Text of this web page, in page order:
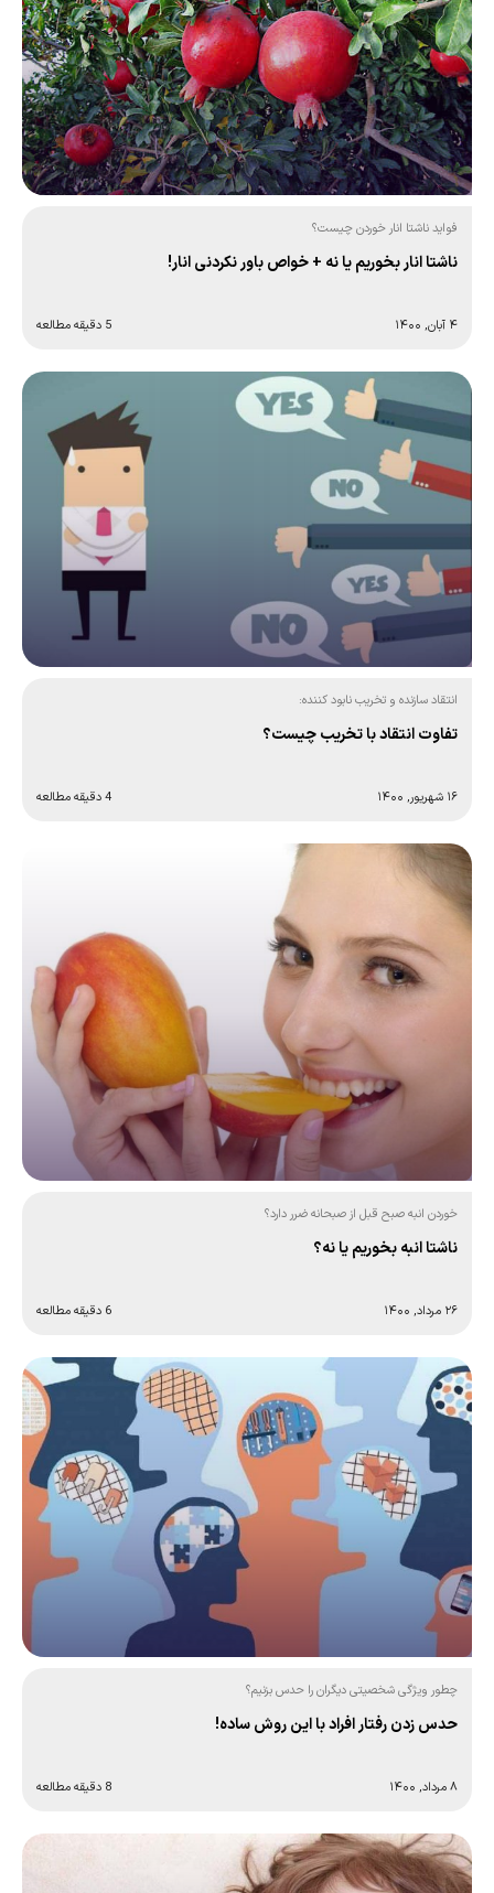
فواید ناشتا انار خوردن چیست؟
ناشتا انار بخوریم یا نه + خواص باور نکردنی انار!
۴ آبان, ۱۴۰۰ 5 دقیقه مطالعه
انتقاد سازنده و تخریب نابود کننده:
تفاوت انتقاد با تخریب چیست؟
۱۶ شهریور, ۱۴۰۰ 4 دقیقه مطالعه
خوردن انبه صبح قبل از صبحانه ضرر دارد؟
ناشتا انبه بخوریم یا نه؟
۲۶ مرداد, ۱۴۰۰ 6 دقیقه مطالعه
چطور ویژگی شخصیتی دیگران را حدس بزنیم؟
حدس زدن رفتار افراد با این روش ساده!
۸ مرداد, ۱۴۰۰ 8 دقیقه مطالعه